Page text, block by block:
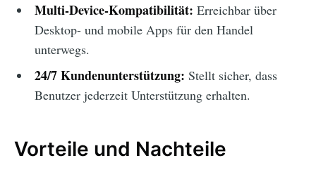
Multi-Device-Kompatibilität: Erreichbar über
Desktop- und mobile Apps für den Handel
unterwegs.
24/7 Kundenunterstützung: Stellt sicher, dass
Benutzer jederzeit Unterstützung erhalten.
Vorteile und Nachteile